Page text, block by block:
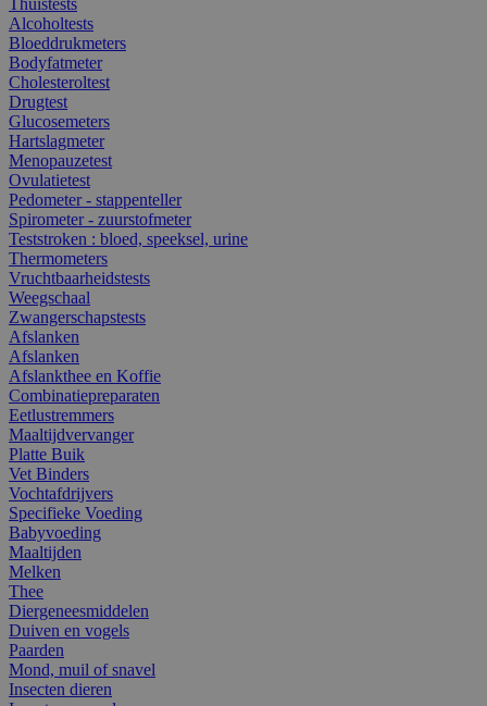
Alcoholtests
Bloeddrukmeters
Bodyfatmeter
Cholesteroltest
Drugtest
Glucosemeters
Hartslagmeter
Menopauzetest
Ovulatietest
Pedometer - stappenteller
Spirometer - zuurstofmeter
Teststroken : bloed, speeksel, urine
Thermometers
Vruchtbaarheidstests
Weegschaal
Zwangerschapstests
Afslanken
Afslanken
Afslankthee en Koffie
Combinatiepreparaten
Eetlustremmers
Maaltijdvervanger
Platte Buik
Vet Binders
Vochtafdrijvers
Specifieke Voeding
Babyvoeding
Maaltijden
Melken
Thee
Diergeneesmiddelen
Duiven en vogels
Paarden
Mond, muil of snavel
Insecten dieren